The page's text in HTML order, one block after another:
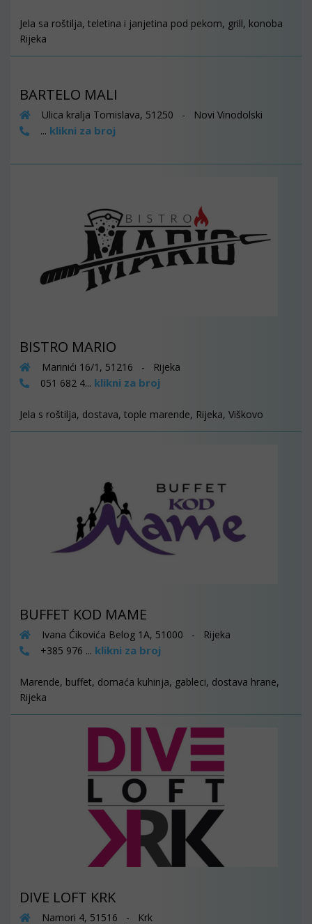
Jela sa roštilja, teletina i janjetina pod pekom, grill, konoba
Rijeka
BARTELO MALI
Ulica kralja Tomislava, 51250 - Novi Vinodolski
... klikni za broj
BISTRO MARIO
Marinići 16/1, 51216 - Rijeka
051 682 4... klikni za broj
Jela s roštilja, dostava, tople marende, Rijeka, Viškovo
BUFFET KOD MAME
Ivana Ćikovića Belog 1A, 51000 - Rijeka
+385 976 ... klikni za broj
Marende, buffet, domaća kuhinja, gableci, dostava hrane,
Rijeka
DIVE LOFT KRK
Namori 4, 51516 - Krk